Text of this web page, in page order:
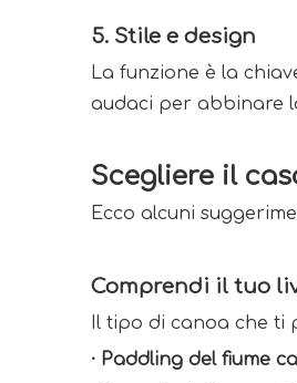
5. Stile e design
La funzione è la
audaci per abbinare
Scegliere il
Ecco alcuni
Comprendi il tuo
Il tipo di canoa che ti
· Paddling del fiume